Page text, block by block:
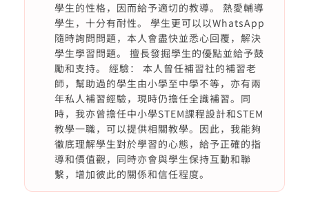
學生的性格，因而給予適切的教導。 熱愛輔導
學生，十分有耐性。 學生更可以以WhatsApp
隨時詢問問題，本人會盡快並悉心回覆，解決
學生學習問題。 擅長發掘學生的優點並給予鼓
勵和支持。 經驗： 本人曾任補習社的補習老
師，幫助過的學生由小學至中學不等，亦有兩
年私人補習經驗，現時仍擔任全識補習。同
時，我亦曾擔任中小學STEM課程設計和STEM
教學一職，可以提供相關教學。因此，我能夠
徹底理解學生對於學習的心態，給予正確的指
導和價值觀，同時亦會與學生保持互動和聯
繫，增加彼此的關係和信任程度。